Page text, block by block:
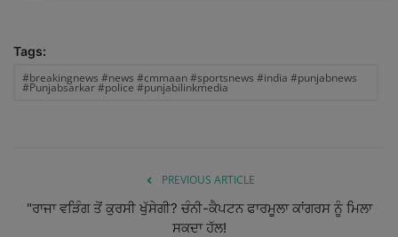
Contact Us
Tags:
#breakingnews #news #cmmaan #sportsnews #india #punjabnews
#Punjabsarkar #police #punjabilinkmedia
PREVIOUS ARTICLE
"ਰਾਜਾ ਵੜਿੰਗ ਤੋਂ ਕੁਰਸੀ ਖੁੱਸੇਗੀ? ਚੰਨੀ-ਕੈਪਟਨ ਫਾਰਮੂਲਾ ਕਾਂਗਰਸ ਨੂੰ ਮਿਲਾ
ਸਕਦਾ ਹੱਲ!